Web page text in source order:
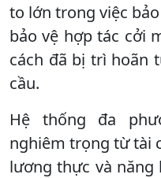
to lớn trong việc
bảo vệ hợp tác cởi
cách đã bị trì hoãn
cầu.
Hệ thống đa
nghiêm trọng từ tài
lương thực và năng